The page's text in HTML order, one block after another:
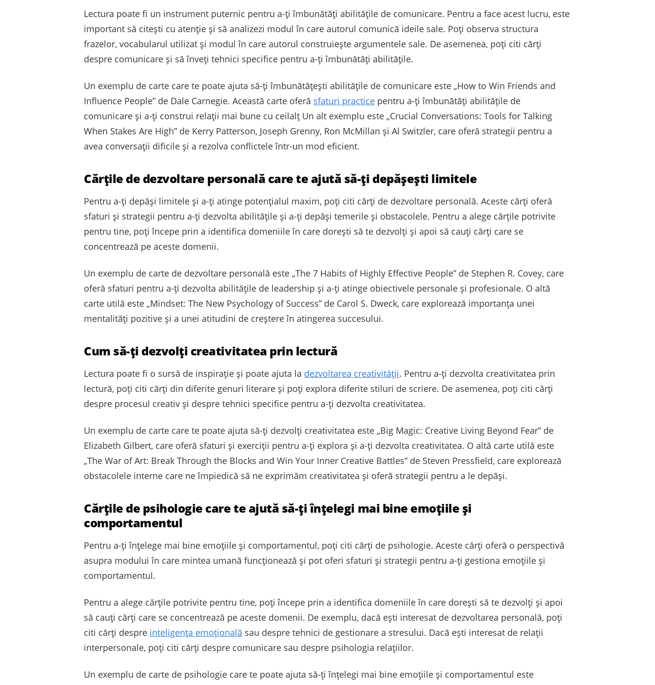
Lectura poate fi un instrument puternic pentru a-ți îmbunătăți abilitățile de comunicare. Pentru a face acest lucru, este
important să citești cu atenție și să analizezi modul în care autorul comunică ideile sale. Poți observa structura
frazelor, vocabularul utilizat și modul în care autorul construiește argumentele sale. De asemenea, poți citi cărți
despre comunicare și să înveți tehnici specifice pentru a-ți îmbunătăți abilitățile.
Un exemplu de carte care te poate ajuta să-ți îmbunătățești abilitățile de comunicare este „How to Win Friends and
Influence People” de Dale Carnegie. Această carte oferă sfaturi practice pentru a-ți îmbunătăți abilitățile de
comunicare și a-ți construi relații mai bune cu ceilalț Un alt exemplu este „Crucial Conversations: Tools for Talking
When Stakes Are High” de Kerry Patterson, Joseph Grenny, Ron McMillan și Al Switzler, care oferă strategii pentru a
avea conversații dificile și a rezolva conflictele într-un mod eficient.
Cărțile de dezvoltare personală care te ajută să-ți depășești limitele
Pentru a-ți depăși limitele și a-ți atinge potențialul maxim, poți citi cărți de dezvoltare personală. Aceste cărți oferă
sfaturi și strategii pentru a-ți dezvolta abilitățile și a-ți depăși temerile și obstacolele. Pentru a alege cărțile potrivite
pentru tine, poți începe prin a identifica domeniile în care dorești să te dezvolți și apoi să cauți cărți care se
concentrează pe aceste domenii.
Un exemplu de carte de dezvoltare personală este „The 7 Habits of Highly Effective People” de Stephen R. Covey, care
oferă sfaturi pentru a-ți dezvolta abilitățile de leadership și a-ți atinge obiectivele personale și profesionale. O altă
carte utilă este „Mindset: The New Psychology of Success” de Carol S. Dweck, care explorează importanța unei
mentalități pozitive și a unei atitudini de creștere în atingerea succesului.
Cum să-ți dezvolți creativitatea prin lectură
Lectura poate fi o sursă de inspirație și poate ajuta la dezvoltarea creativității. Pentru a-ți dezvolta creativitatea prin
lectură, poți citi cărți din diferite genuri literare și poți explora diferite stiluri de scriere. De asemenea, poți citi cărți
despre procesul creativ și despre tehnici specifice pentru a-ți dezvolta creativitatea.
Un exemplu de carte care te poate ajuta să-ți dezvolți creativitatea este „Big Magic: Creative Living Beyond Fear” de
Elizabeth Gilbert, care oferă sfaturi și exerciții pentru a-ți explora și a-ți dezvolta creativitatea. O altă carte utilă este
„The War of Art: Break Through the Blocks and Win Your Inner Creative Battles” de Steven Pressfield, care explorează
obstacolele interne care ne împiedică să ne exprimăm creativitatea și oferă strategii pentru a le depăși.
Cărțile de psihologie care te ajută să-ți înțelegi mai bine emoțiile și
comportamentul
Pentru a-ți înțelege mai bine emoțiile și comportamentul, poți citi cărți de psihologie. Aceste cărți oferă o perspectivă
asupra modului în care mintea umană funcționează și pot oferi sfaturi și strategii pentru a-ți gestiona emoțiile și
comportamentul.
Pentru a alege cărțile potrivite pentru tine, poți începe prin a identifica domeniile în care dorești să te dezvolți și apoi
să cauți cărți care se concentrează pe aceste domenii. De exemplu, dacă ești interesat de dezvoltarea personală, poți
citi cărți despre inteligența emoțională sau despre tehnici de gestionare a stresului. Dacă ești interesat de relații
interpersonale, poți citi cărți despre comunicare sau despre psihologia relațiilor.
Un exemplu de carte de psihologie care te poate ajuta să-ți înțelegi mai bine emoțiile și comportamentul este